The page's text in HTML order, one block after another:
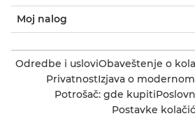
Moj nalog
Odredbe i usloviObaveštenje o
PrivatnostIzjava o
Potrošač: gde kupiti
Postavke